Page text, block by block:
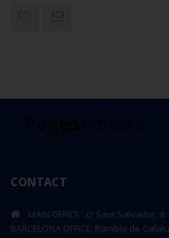
CONTACT
MAIN OFFICE : c/ Sant Salvador, 8
BARCELONA OFFICE: Rambla de